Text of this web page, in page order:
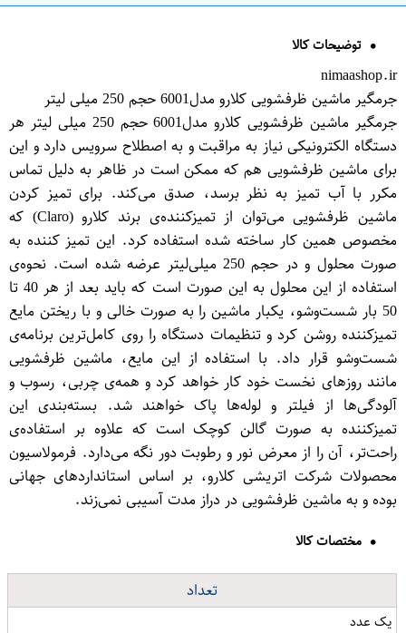
توضیحات کالا
nimaashop.ir
جرمگیر ماشین ظرفشویی کلارو مدل6001 حجم 250 میلی لیتر
جرمگیر ماشین ظرفشویی کلارو مدل6001 حجم 250 میلی لیتر هر
دستگاه الکترونیکی نیاز به مراقبت و به اصطلاح سرویس دارد و این
برای ماشین ظرفشویی هم که ممکن است در ظاهر به دلیل تماس
مکرر با آب تمیز به نظر برسد، صدق می‌کند. برای تمیز کردن
ماشین ظرفشویی می‌توان از تمیزکننده‌ی برند کلارو (Claro) که
مخصوص همین کار ساخته شده استفاده کرد. این تمیز کننده به
صورت محلول و در حجم 250 میلی‌لیتر عرضه شده است. نحوه‌ی
استفاده از این محلول به این صورت است که باید بعد از هر 40 تا
50 بار شست‌وشو، یکبار ماشین را به صورت خالی و با ریختن مایع
تمیزکننده روشن کرد و تنظیمات دستگاه را روی کامل‌ترین برنامه‌ی
شست‌وشو قرار داد. با استفاده از این مایع، ماشین ظرفشویی
مانند روزهای نخست خود کار خواهد کرد و همه‌ی چربی، رسوب و
آلودگی‌ها از فیلتر و لوله‌ها پاک خواهند شد. بسته‌بندی این
تمیزکننده به صورت گالن کوچک است که علاوه بر استفاده‌ی
راحت‌تر، آن را از معرض نور و رطوبت دور نگه می‌دارد. فرمولاسیون
محصولات شرکت اتریشی کلارو، بر اساس استانداردهای جهانی
بوده و به ماشین ظرفشویی در دراز مدت آسیبی نمی‌زند.
مختصات کالا
تعداد
یک عدد